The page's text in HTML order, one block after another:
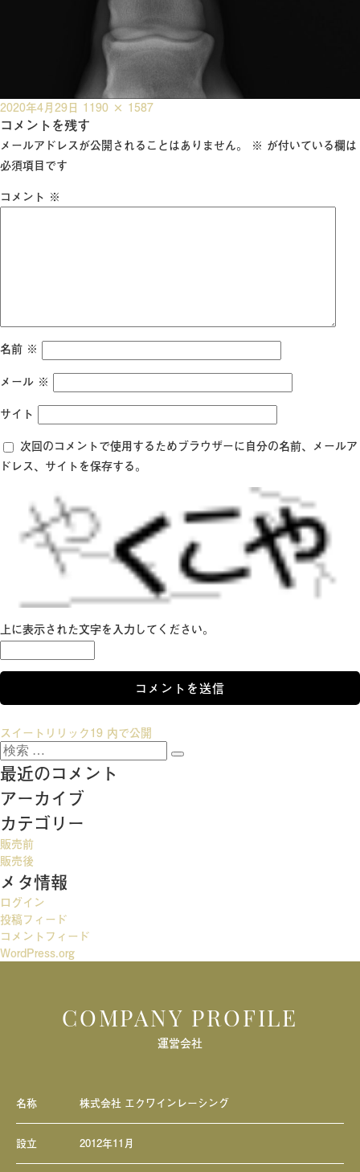
投
稿
日:
2020年4月29日 フ
ル
サ
1190 × 1587
コメントを残す
メールアドレスが公開されることはありません。 ※ が付いている欄は
必須項目です
コメント ※
名前 ※
メール ※
サイト
次回のコメントで使用するためブラウザーに自分の名前、メールア
ドレス、サイトを保存する。
上に表示された文字を入力してください。
投
稿
ナ
ビ
ゲ
ー
シ
ョ
ン
スイートリリック19 内で公開
検
索:
検
最近のコメント
アーカイブ
カテゴリー
販売前
販売後
メタ情報
ログイン
投稿フィード
コメントフィード
WordPress.org
COMPANY PROFILE
運営会社
名称 株式会社 エクワインレーシング
設立 2012年11月